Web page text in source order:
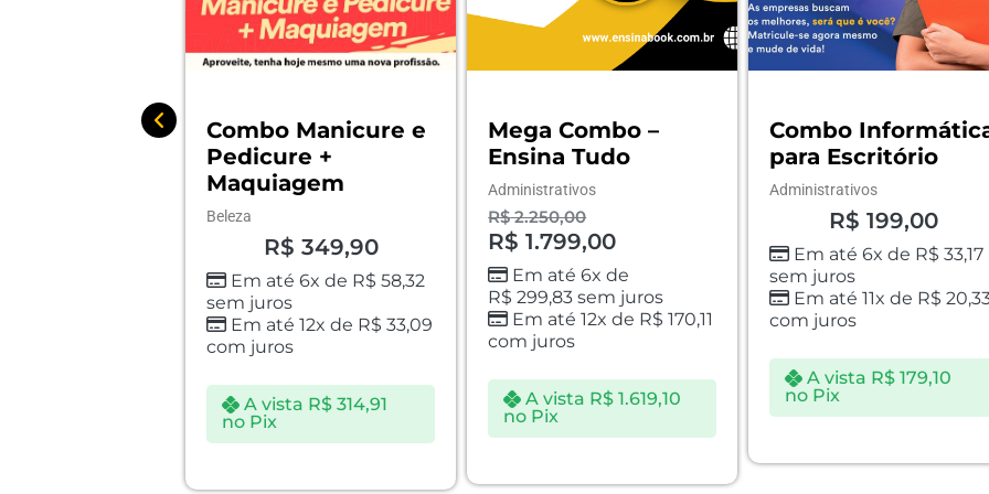
Manicure e
Mega Combo –
Ensina Tudo
Administrativos
R$2.250,00
1.799,00
Em até 6x de
R$299,83
Em até 12x de R$ 170,11
com juros
A vista R$ 1.619,10
no Pix
Combo Informática
para Escritório
Administrativos
R$199,00
Em até 6x de
sem juros
Em até 11x deR$20,33
com juros
A vista R$179,10
no Pix
Combo Jovem
Empresário
Administrativos
R$249,90
Em até 6x de R$ 41,65
sem juros
Em até 12x deR$
com juros
A vista R$224,91
no Pix